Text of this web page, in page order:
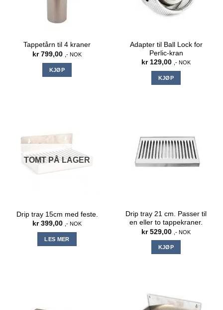
Tappetårn til 4 kraner
kr799,00 ,- NOK
KJØP
Adapter til Ball Lock for
Perlic-kran
kr129,00 ,- NOK
KJØP
TOMT PÅ LAGER
Drip tray 15cm med feste.
kr399,00 ,- NOK
LES MER
Drip tray 21 cm. Passer til
en eller to tappekraner.
kr529,00 ,- NOK
KJØP